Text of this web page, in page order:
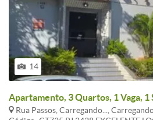
14
Apartamento, 3 Quartos, 1 Vaga, 1
Rua Passos, Carregando...,